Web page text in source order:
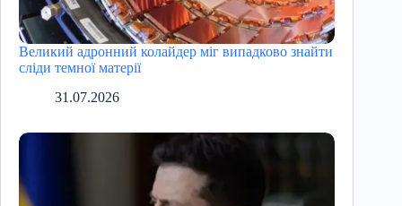
Великий адронний колайдер міг випадково знайти
сліди темної матерії
31.07.2026